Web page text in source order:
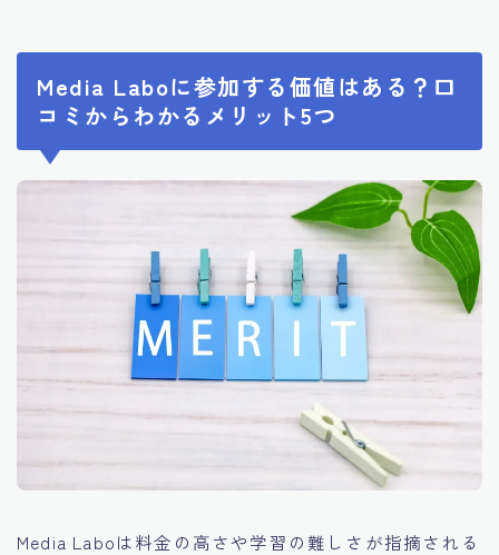
Media Laboに参加する価値はある？口
コミからわかるメリット5つ
Media Laboは料金の高さや学習の難しさが指摘される